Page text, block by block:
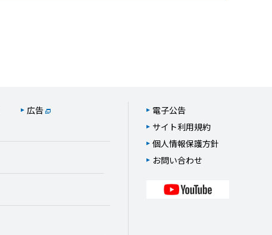
広告
電子公告
サイト利用規約
個人情報保護方針
お問い合わせ